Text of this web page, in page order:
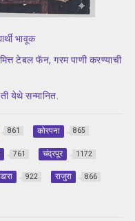
भावूक
टेबल फॅन, गरम पाणी करण्याची
येथे सन्मानित.
861 कोरपना 865
761 चंद्रपूर 1172
922 राजुरा 866